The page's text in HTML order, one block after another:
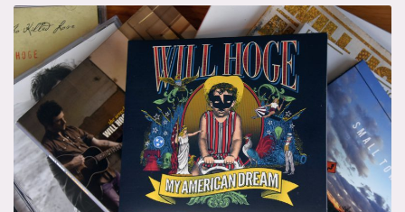
neues
Jahr
2020!